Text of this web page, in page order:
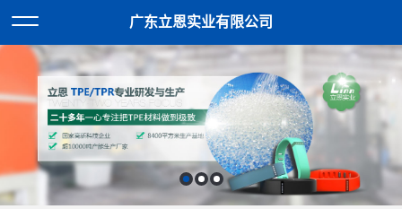
广东立恩实业有限公司